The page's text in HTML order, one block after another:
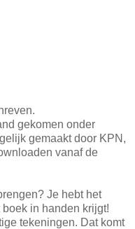
gekomen onder
gemaakt door KPN,
vanaf de
Je hebt het
in handen krijgt!
tekeningen. Dat komt